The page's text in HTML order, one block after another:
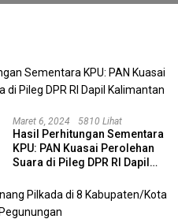
Maret 6, 2024 5810 Lihat
Hasil Perhitungan Sementara
KPU: PAN Kuasai Perolehan
Suara di Pileg DPR RI Dapil